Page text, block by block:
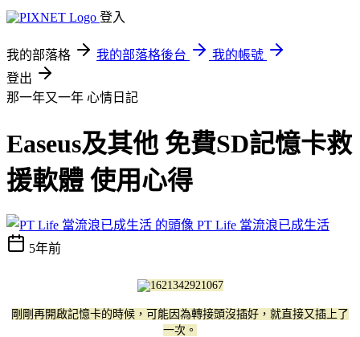
登入
我的部落格 我的部落格後台
我的帳號
登出
那一年又一年 心情日記
Easeus及其他 免費SD記憶卡救
援軟體 使用心得
PT Life 當流浪已成生活
5年前
剛剛再開啟記憶卡的時候，可能因為轉接頭沒插好，就直接又插上了
一次。